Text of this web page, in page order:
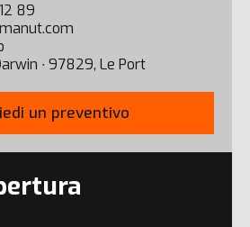
89
∙ 97829, Le Port
un preventivo